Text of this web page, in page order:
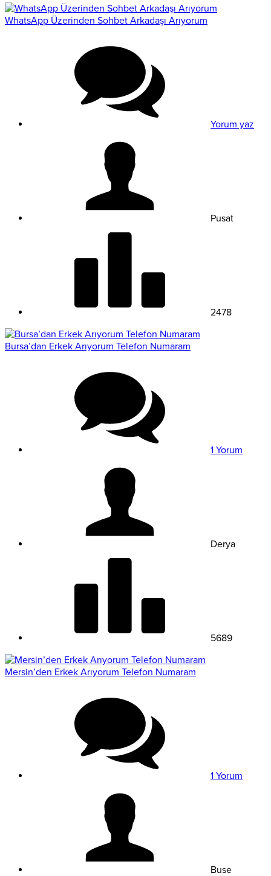
WhatsApp Üzerinden Sohbet Arkadaşı Arıyorum
Yorum yaz
Pusat
2478
Bursa’dan Erkek Arıyorum Telefon Numaram
1 Yorum
Derya
5689
Mersin’den Erkek Arıyorum Telefon Numaram
1 Yorum
Buse